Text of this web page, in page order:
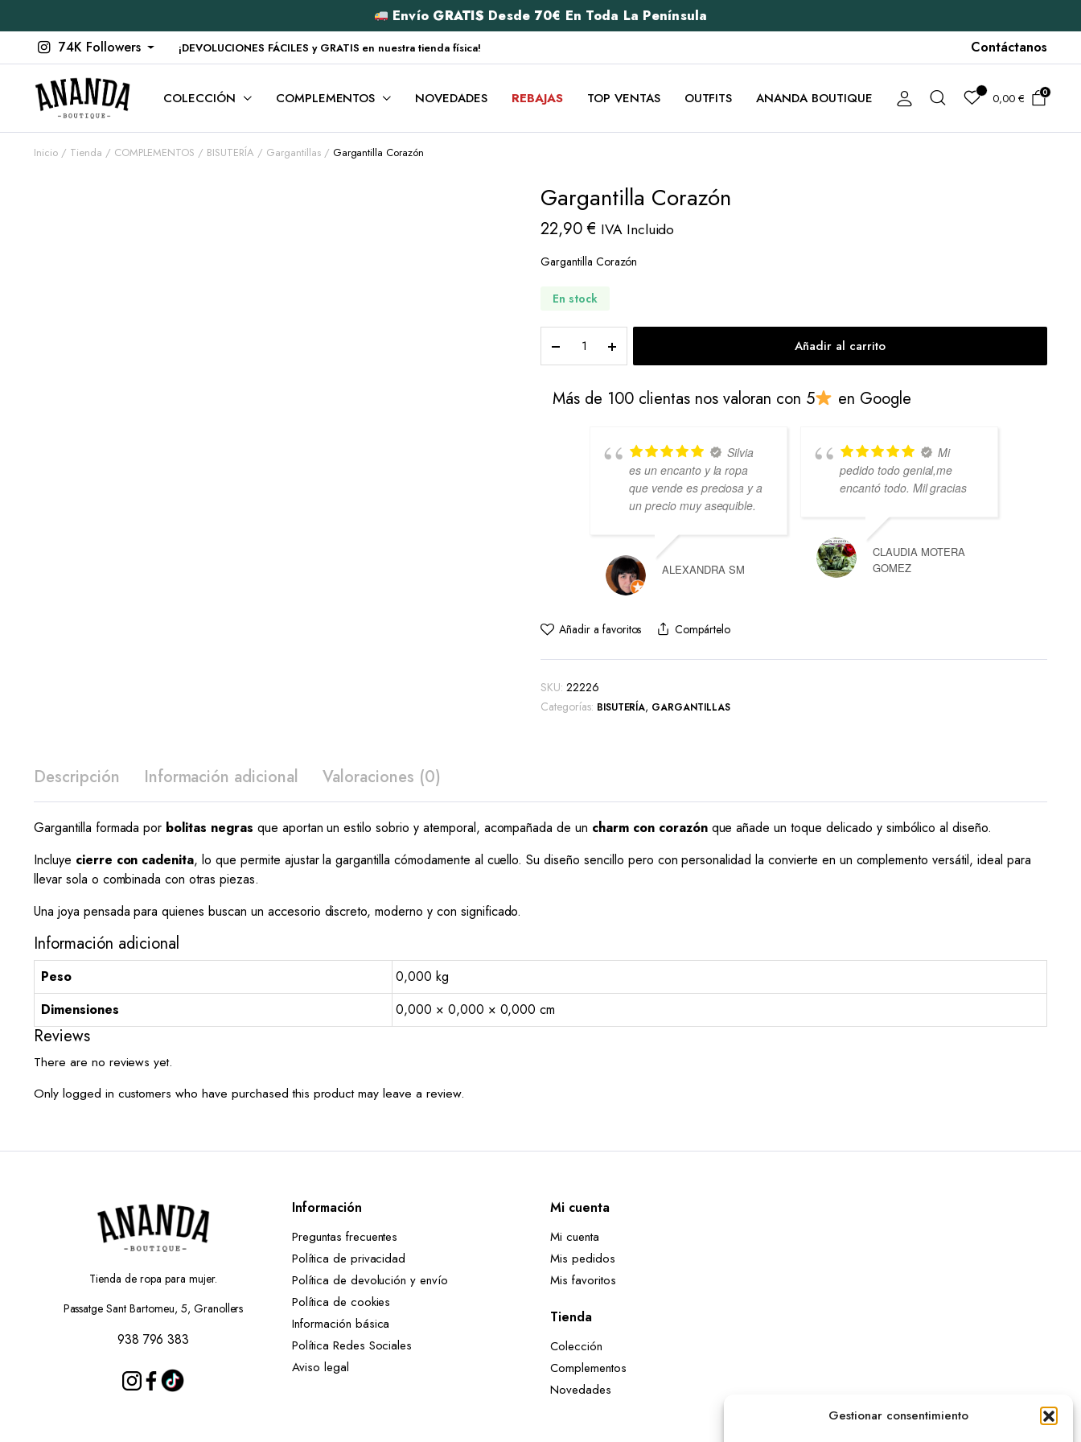
Gestionar consentimiento
Envío GRATIS Desde 70€ En Toda La Península
74K Followers
¡DEVOLUCIONES FÁCILES y GRATIS en nuestra tienda física! Contáctanos
COLECCIÓN COMPLEMENTOS NOVEDADES REBAJAS TOP VENTAS OUTFITS ANANDA BOUTIQUE 0,00€ 0
Inicio Tienda COMPLEMENTOS BISUTERÍA Gargantillas Gargantilla Corazón
Gargantilla Corazón
22,90€ IVA Incluido
Gargantilla Corazón
En stock
Añadir al carrito
Más de 100 clientas nos valoran con 5 en Google
Silvia
es un encanto y la ropa
que vende es preciosa y a
un precio muy asequible.
ALEXANDRA SM
Mi
pedido todo genial,me
encantó todo. Mil gracias
CLAUDIA MOTERA
GOMEZ
Añadir a favoritos Compártelo
SKU: 22226
Categorías: BISUTERÍA, GARGANTILLAS
Descripción Información adicional Valoraciones (0)
Gargantilla formada por bolitas negras que aportan un estilo sobrio y atemporal, acompañada de un charm con corazónque añade un toque delicado y simbólico al diseño.
Incluye cierre con cadenita, lo que permite ajustar la gargantilla cómodamente al cuello. Su diseño sencillo pero con personalidad la convierte en un complemento versátil, ideal para
llevar sola o combinada con otras piezas.
Una joya pensada para quienes buscan un accesorio discreto, moderno y con significado.
Información adicional
Peso
0,000 kg
Dimensiones
0,000 × 0,000 × 0,000 cm
Reviews
There are no reviews yet.
Only logged in customers who have purchased this product may leave a review.
Tienda de ropa para mujer.
Passatge Sant Bartomeu, 5, Granollers
938 796 383
Información
Preguntas frecuentes
Política de privacidad
Política de devolución y envío
Política de cookies
Información básica
Política Redes Sociales
Aviso legal
Mi cuenta
Mi cuenta
Mis pedidos
Mis favoritos
Tienda
Colección
Complementos
Novedades